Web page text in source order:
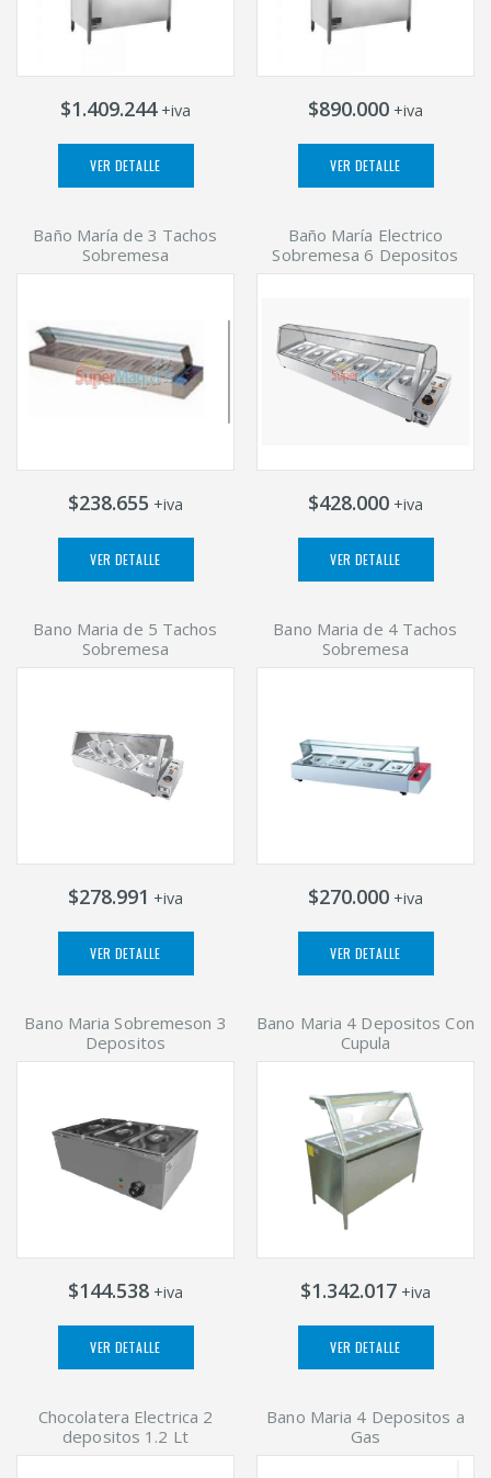
$1.409.244+iva
VER DETALLE
$890.000 +iva
VER DETALLE
Baño María de 3 Tachos
Sobremesa
$238.655 +iva
VER DETALLE
Baño María Electrico
Sobremesa 6 Depositos
$428.000 +iva
VER DETALLE
Bano Maria de 5 Tachos
Sobremesa
$278.991 +iva
VER DETALLE
Bano Maria de 4 Tachos
Sobremesa
$270.000 +iva
VER DETALLE
Bano Maria Sobremeson 3
Depositos
$144.538 +iva
VER DETALLE
Bano Maria 4 Depositos Con
Cupula
$1.342.017 +iva
VER DETALLE
Chocolatera Electrica 2
depositos 1.2 Lt
Bano Maria 4 Depositos a
Gas